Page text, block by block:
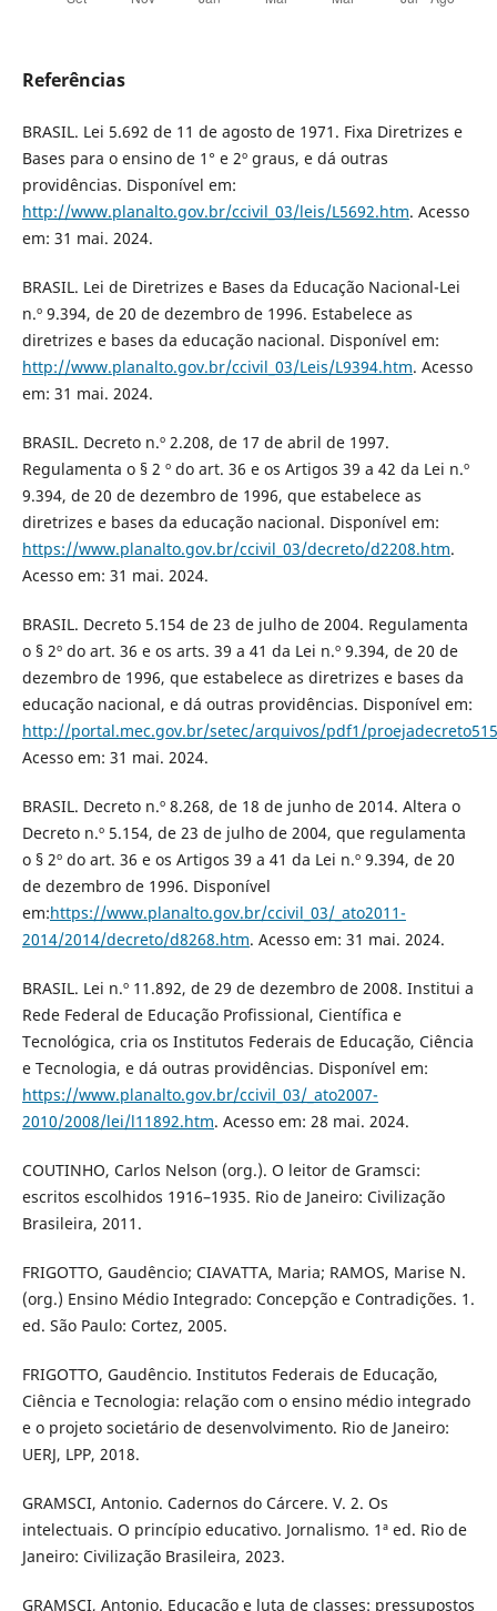
Referências
BRASIL. Lei 5.692 de 11 de agosto de 1971. Fixa Diretrizes e
Bases para o ensino de 1° e 2º graus, e dá outras
providências. Disponível em:
http://www.planalto.gov.br/ccivil_03/leis/L5692.htm. Acesso
em: 31 mai. 2024.
BRASIL. Lei de Diretrizes e Bases da Educação Nacional-Lei
n.º 9.394, de 20 de dezembro de 1996. Estabelece as
diretrizes e bases da educação nacional. Disponível em:
http://www.planalto.gov.br/ccivil_03/Leis/L9394.htm. Acesso
em: 31 mai. 2024.
BRASIL. Decreto n.º 2.208, de 17 de abril de 1997.
Regulamenta o § 2 º do art. 36 e os Artigos 39 a 42 da Lei n.º
9.394, de 20 de dezembro de 1996, que estabelece as
diretrizes e bases da educação nacional. Disponível em:
https://www.planalto.gov.br/ccivil_03/decreto/d2208.htm.
Acesso em: 31 mai. 2024.
BRASIL. Decreto 5.154 de 23 de julho de 2004. Regulamenta
o § 2º do art. 36 e os arts. 39 a 41 da Lei n.º 9.394, de 20 de
dezembro de 1996, que estabelece as diretrizes e bases da
educação nacional, e dá outras providências. Disponível em:
http://portal.mec.gov.br/setec/arquivos/pdf1/
Acesso em: 31 mai. 2024.
BRASIL. Decreto n.º 8.268, de 18 de junho de 2014. Altera o
Decreto n.º 5.154, de 23 de julho de 2004, que regulamenta
o § 2º do art. 36 e os Artigos 39 a 41 da Lei n.º 9.394, de 20
de dezembro de 1996. Disponível
em:https://www.planalto.gov.br/ccivil_03/_ato2011-
2014/2014/decreto/d8268.htm. Acesso em: 31 mai. 2024.
BRASIL. Lei n.º 11.892, de 29 de dezembro de 2008. Institui a
Rede Federal de Educação Profissional, Científica e
Tecnológica, cria os Institutos Federais de Educação, Ciência
e Tecnologia, e dá outras providências. Disponível em:
https://www.planalto.gov.br/ccivil_03/_ato2007-
2010/2008/lei/l11892.htm. Acesso em: 28 mai. 2024.
COUTINHO, Carlos Nelson (org.). O leitor de Gramsci:
escritos escolhidos 1916–1935. Rio de Janeiro: Civilização
Brasileira, 2011.
FRIGOTTO, Gaudêncio; CIAVATTA, Maria; RAMOS, Marise N.
(org.) Ensino Médio Integrado: Concepção e Contradições. 1.
ed. São Paulo: Cortez, 2005.
FRIGOTTO, Gaudêncio. Institutos Federais de Educação,
Ciência e Tecnologia: relação com o ensino médio integrado
e o projeto societário de desenvolvimento. Rio de Janeiro:
UERJ, LPP, 2018.
GRAMSCI, Antonio. Cadernos do Cárcere. V. 2. Os
intelectuais. O princípio educativo. Jornalismo. 1ª ed. Rio de
Janeiro: Civilização Brasileira, 2023.
GRAMSCI, Antonio. Educação e luta de classes: pressupostos